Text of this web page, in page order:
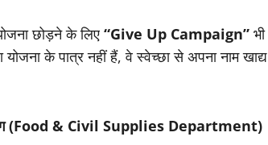
छोड़ने के लिए “Give Up Campaign” भी
के पात्र नहीं हैं, वे स्वेच्छा से अपना नाम खाद्य
(Food & Civil Supplies Department)